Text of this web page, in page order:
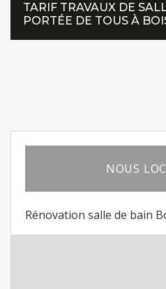
TARIF TRAVAUX DE
PORTÉE DE TOUS À
NOUS
Rénovation salle de bain